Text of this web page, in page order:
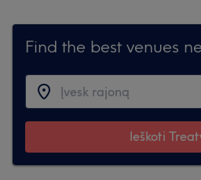
Find the best venues
Ieškoti